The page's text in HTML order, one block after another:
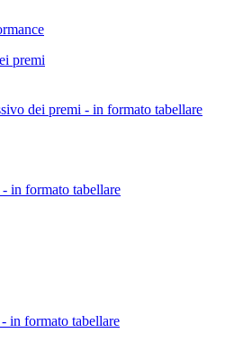
premi
dei premi - in formato tabellare
in formato tabellare
in formato tabellare